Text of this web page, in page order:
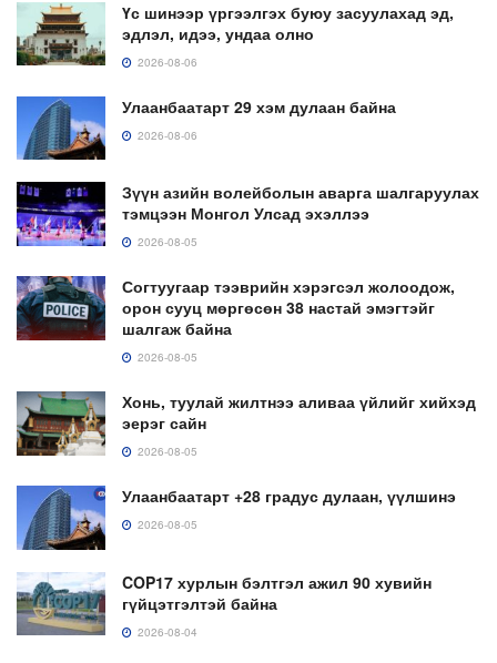
Үс шинээр үргээлгэх буюу засуулахад эд,
эдлэл, идээ, ундаа олно
2026-08-06
Улаанбаатарт 29 хэм дулаан байна
2026-08-06
Зүүн азийн волейболын аварга шалгаруулах
тэмцээн Монгол Улсад эхэллээ
2026-08-05
Согтуугаар тээврийн хэрэгсэл жолоодож,
орон сууц мөргөсөн 38 настай эмэгтэйг
шалгаж байна
2026-08-05
Хонь, туулай жилтнээ аливаа үйлийг хийхэд
эерэг сайн
2026-08-05
Улаанбаатарт +28 градус дулаан, үүлшинэ
2026-08-05
COP17 хурлын бэлтгэл ажил 90 хувийн
гүйцэтгэлтэй байна
2026-08-04